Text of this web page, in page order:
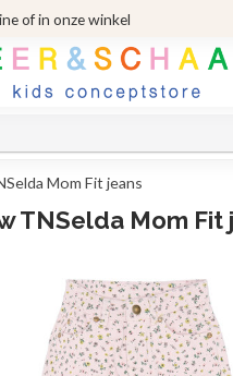
of in onze winkel
Mom Fit jeans
TNSelda Mom Fit